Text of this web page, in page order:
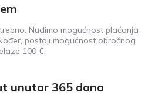
Nudimo mogućnost plaćanja
postoji mogućnost obročnog
100 €.
unutar 365 dana